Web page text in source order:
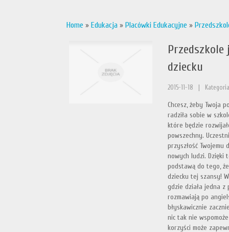
Home » Edukacja » Placówki Edukacyjne »
Przedszkole
dziecku
2015-11-18
Chcesz, żeby Twoja
radziła sobie w
które będzie
powszechny.
przyszłość
nowych ludzi. Dzięki
podstawą do tego,
dziecku tej szansy!
gdzie działa jedna z
rozmawiają po
błyskawicznie
nic tak nie
korzyści może